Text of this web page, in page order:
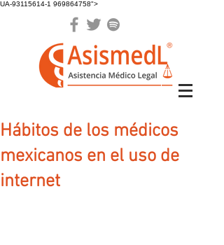
UA-93115614-1 969864758">
Hábitos de los médicos
mexicanos en el uso de
internet